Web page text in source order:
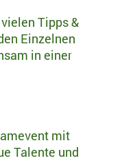
Tipps &
Einzelnen
in einer
mit
Talente und